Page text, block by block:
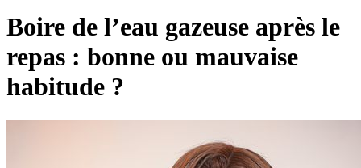
Boire de l’eau gazeuse après le
repas : bonne ou mauvaise
habitude ?